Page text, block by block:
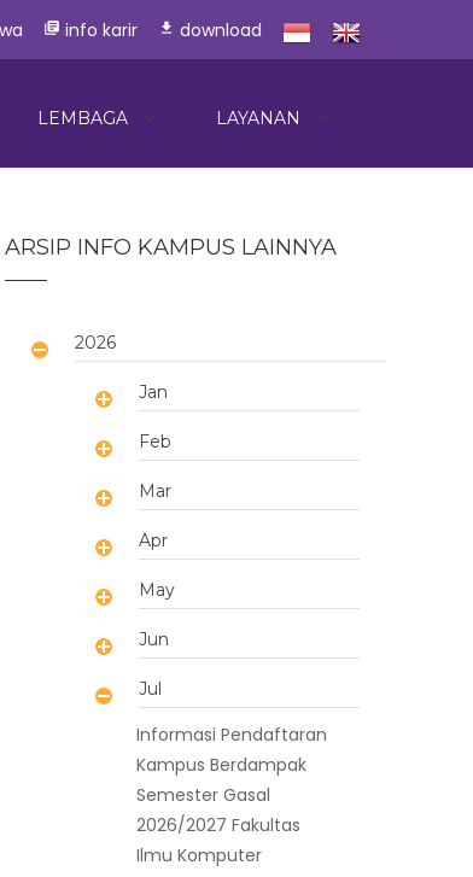
library_books info karir download download
LEMBAGA LAYANAN
ARSIP INFO KAMPUS LAINNYA
2026
Jan
Feb
Mar
Apr
May
Jun
Jul
Informasi Pendaftaran
Kampus Berdampak
Semester Gasal
2026/2027 Fakultas
Ilmu Komputer